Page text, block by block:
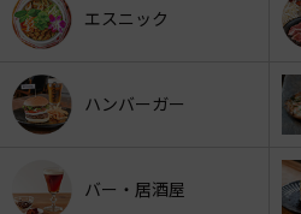
エスニック
ハンバーガー
バー・居酒屋